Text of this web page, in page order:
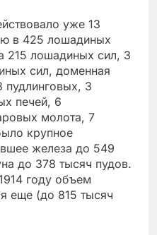
уже 13
в 425 лошадиных
215 лошадиных сил, 3
сил, доменная
пудлинговых, 3
печей, 6
молота, 7
крупное
железа до 549
до 378 тысяч пудов.
году объем
еще (до 815 тысяч